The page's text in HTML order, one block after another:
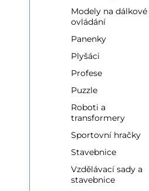
Modely na dálkové
ovládání
Panenky
Plyšáci
Profese
Puzzle
Roboti a
transformery
Sportovní hračky
Stavebnice
Vzdělávací sady a
stavebnice